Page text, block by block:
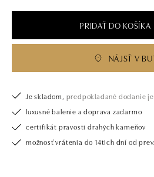
PRIDAŤ DO KOŠÍKA
NÁJSŤ V
Je skladom, predpokladané dodanie je
luxusné balenie a doprava zadarmo
certifikát pravosti drahých kameňov
možnosť vrátenia do 14tich dní od